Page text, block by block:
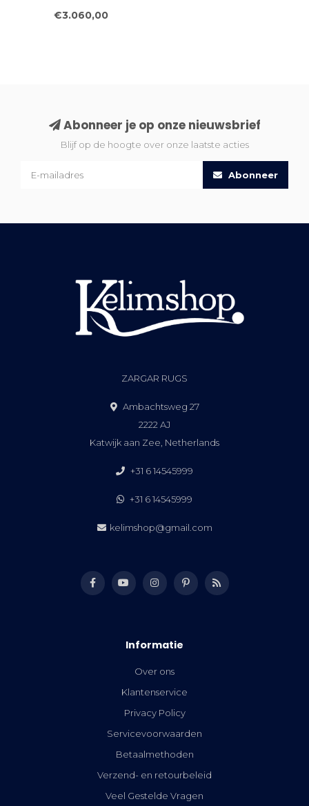
Structuur – 243 x 168 cm
€3.060,00
Abonneer je op onze nieuwsbrief
Blijf op de hoogte over onze laatste acties
Abonneer
ZARGAR RUGS
Ambachtsweg 27
2222 AJ
Katwijk aan Zee, Netherlands
+31 6 14545999
+31 6 14545999
kelimshop@gmail.com
Informatie
Over ons
Klantenservice
Privacy Policy
Servicevoorwaarden
Betaalmethoden
Verzend- en retourbeleid
Veel Gestelde Vragen